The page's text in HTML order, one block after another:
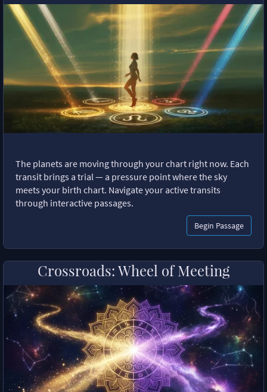
The planets are moving through your chart right now. Each
transit brings a trial — a pressure point where the sky
meets your birth chart. Navigate your active transits
through interactive passages.
Begin Passage
Crossroads: Wheel of Meeting